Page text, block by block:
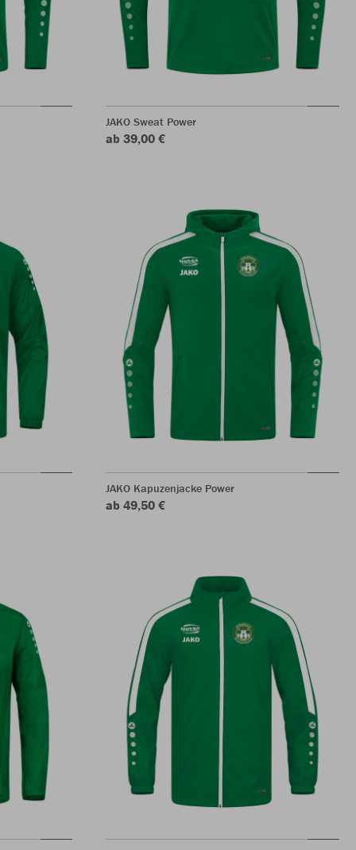
JAKO Sweat Power
ab 39,00 €
JAKO Kapuzenjacke Power
ab 49,50 €